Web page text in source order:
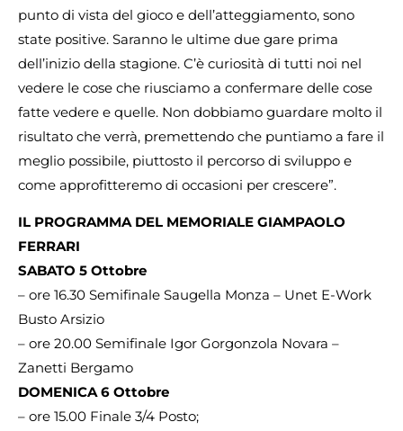
punto di vista del gioco e dell’atteggiamento, sono
state positive. Saranno le ultime due gare prima
dell’inizio della stagione. C’è curiosità di tutti noi nel
vedere le cose che riusciamo a confermare delle cose
fatte vedere e quelle. Non dobbiamo guardare molto il
risultato che verrà, premettendo che puntiamo a fare il
meglio possibile, piuttosto il percorso di sviluppo e
come approfitteremo di occasioni per crescere”.
IL PROGRAMMA DEL MEMORIALE GIAMPAOLO
FERRARI
SABATO 5 Ottobre
– ore 16.30 Semifinale Saugella Monza – Unet E-Work
Busto Arsizio
– ore 20.00 Semifinale Igor Gorgonzola Novara –
Zanetti Bergamo
DOMENICA 6 Ottobre
– ore 15.00 Finale 3/4 Posto;